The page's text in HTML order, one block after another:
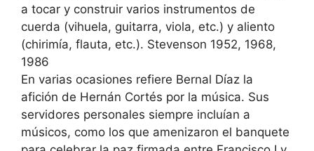
a tocar y construir varios instrumentos de
cuerda (vihuela, guitarra, viola, etc.) y aliento
(chirimía, flauta, etc.). Stevenson 1952, 1968,
1986
En varias ocasiones refiere Bernal Díaz la
afición de Hernán Cortés por la música. Sus
servidores personales siempre incluían a
músicos, como los que amenizaron el banquete